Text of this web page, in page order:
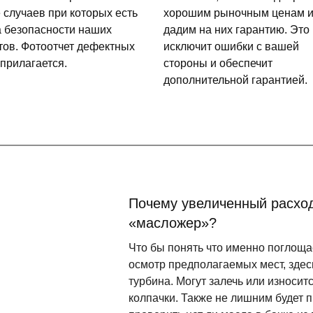
при которых есть
безопасности наших
Фотоотчет дефектных
хорошим рыночным ценам
дадим на них гарантию. Это
исключит ошибки с вашей
стороны и обеспечит
дополнительной гарантией.
Почему увеличенный
«масложер»?
Что бы понять что именно
осмотр предполагаемых мест,
турбина. Могут залечь или
колпачки. Также не лишним будет